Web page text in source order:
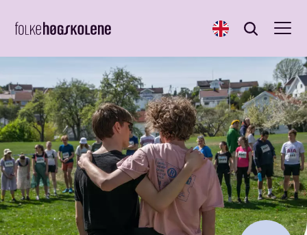
English Søk
Søk